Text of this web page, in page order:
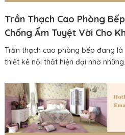
Trần Thạch Cao Phòng
Chống Ẩm Tuyệt Vời Cho
Trần thạch cao phòng bếp đang
thiết kế nội thất hiện đại nhờ những...